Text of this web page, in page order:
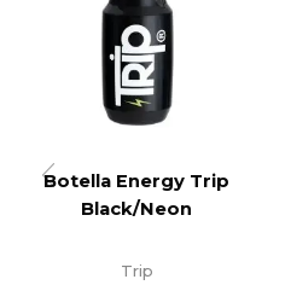
Botella Energy Trip
Black/Neon
Trip